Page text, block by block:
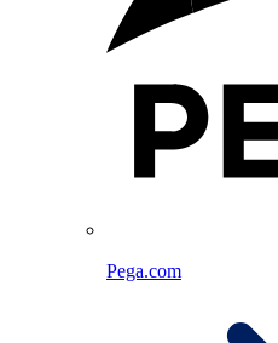
Pega.com